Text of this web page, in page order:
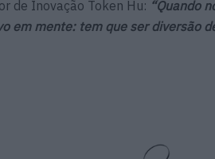
de Inovação Token Hu: “Quando
em mente: tem que ser diversão